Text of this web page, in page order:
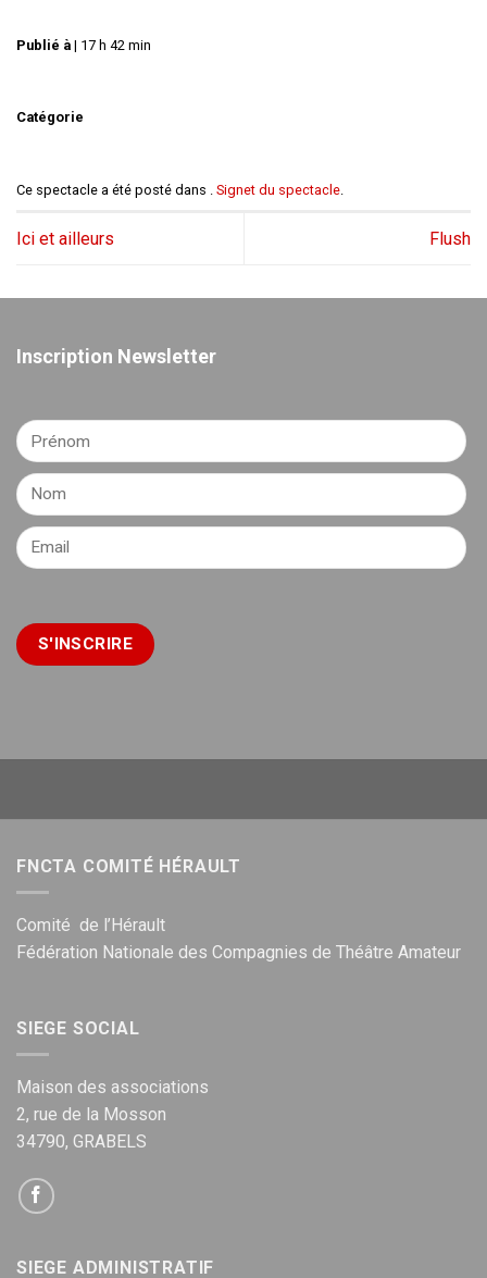
Publié à | 17 h 42 min
Catégorie
Ce spectacle a été posté dans . Signet du spectacle.
Ici et ailleurs Flush
Inscription Newsletter
FNCTA COMITÉ HÉRAULT
Comité de l’Hérault
Fédération Nationale des Compagnies de Théâtre Amateur
SIEGE SOCIAL
Maison des associations
2, rue de la Mosson
34790, GRABELS
SIEGE ADMINISTRATIF